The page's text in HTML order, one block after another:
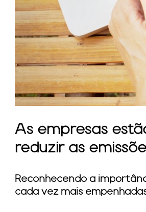
As empresas
reduzir as
Reconhecendo a
cada vez mais